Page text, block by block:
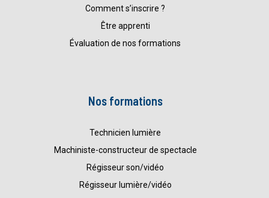
Comment s’inscrire ?
Être apprenti
Évaluation de nos formations
Nos formations
Technicien lumière
Machiniste-constructeur de spectacle
Régisseur son/vidéo
Régisseur lumière/vidéo